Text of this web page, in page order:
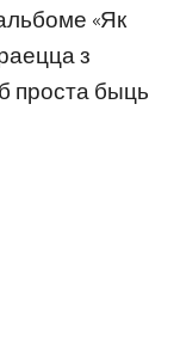
«Як
з
проста быць